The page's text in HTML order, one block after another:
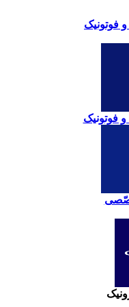
فوتونیک
فوتونیک